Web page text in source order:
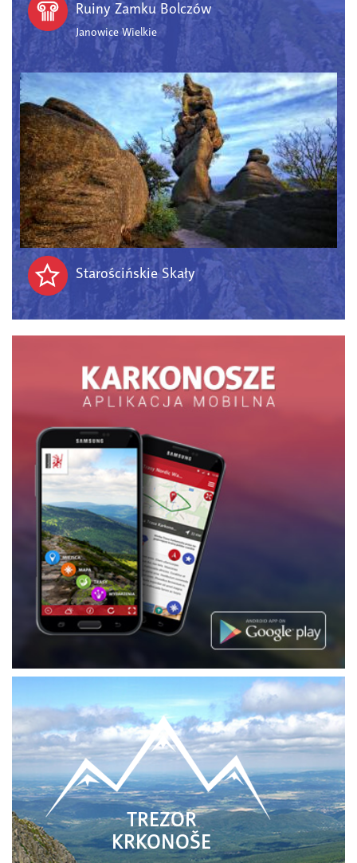
Ruiny Zamku Bolczów
Janowice Wielkie
Starościńskie Skały
TREZOR
KRKONOŠE